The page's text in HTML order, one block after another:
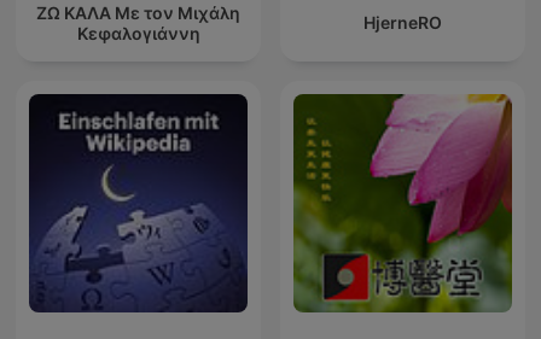
ΖΩ ΚΑΛΑ Με τον Μιχάλη
Κεφαλογιάννη
HjerneRO